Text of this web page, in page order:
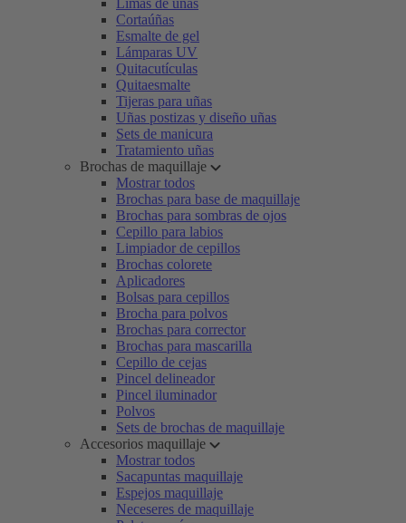
Limas de uñas
Cortaúñas
Esmalte de gel
Lámparas UV
Quitacutículas
Quitaesmalte
Tijeras para uñas
Uñas postizas y diseño uñas
Sets de manicura
Tratamiento uñas
Brochas de maquillaje
Mostrar todos
Brochas para base de maquillaje
Brochas para sombras de ojos
Cepillo para labios
Limpiador de cepillos
Brochas colorete
Aplicadores
Bolsas para cepillos
Brocha para polvos
Brochas para corrector
Brochas para mascarilla
Cepillo de cejas
Pincel delineador
Pincel iluminador
Polvos
Sets de brochas de maquillaje
Accesorios maquillaje
Mostrar todos
Sacapuntas maquillaje
Espejos maquillaje
Neceseres de maquillaje